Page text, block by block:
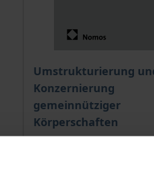
Umstrukturierung
Konzernierung
gemeinnütziger
Körperschaften
The price depends on